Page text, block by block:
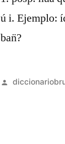
ú i. Ejemplo:
ban̈?